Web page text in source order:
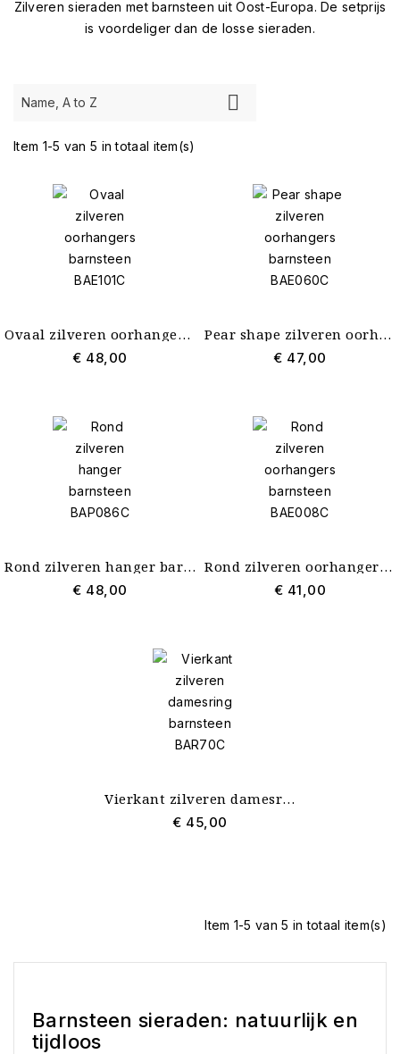
Merk
Sieraad
Hanger
Oorsieraad
3
Materiaal
Zilver
5
Zilveren sieraden met barnsteen uit Oost-Europa. De setprijs
is voordeliger dan de losse sieraden.
Name, A to Z 
Item 1-5 van 5 in totaal item(s)
Ovaal zilveren oorhangers barnsteen BAE101C
€ 48,00
Pear shape zilveren oorhangers barnsteen BAE060C
€ 47,00
Rond zilveren hanger barnsteen BAP086C
€ 48,00
Rond zilveren oorhangers barnsteen BAE008C
€ 41,00
Vierkant zilveren damesring barnsteen BAR70C
€ 45,00
Item 1-5 van 5 in totaal item(s)
Barnsteen sieraden: natuurlijk en
tijdloos